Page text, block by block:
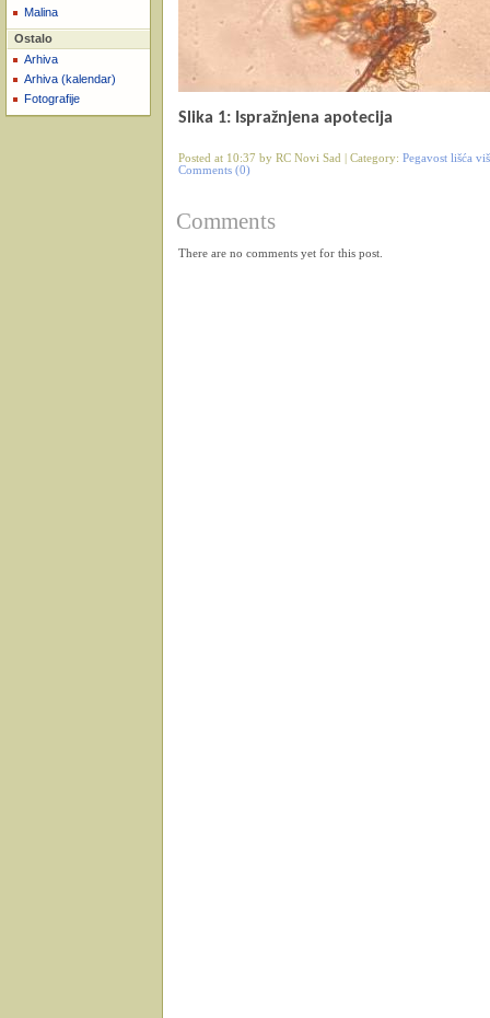
Malina
Ostalo
Arhiva
Arhiva (kalendar)
Fotografije
Slika 1: Ispražnjena apotecija
Posted at 10:37 by RC Novi Sad | Category: Pegavost lišća
Comments (0)
Comments
There are no comments yet for this post.